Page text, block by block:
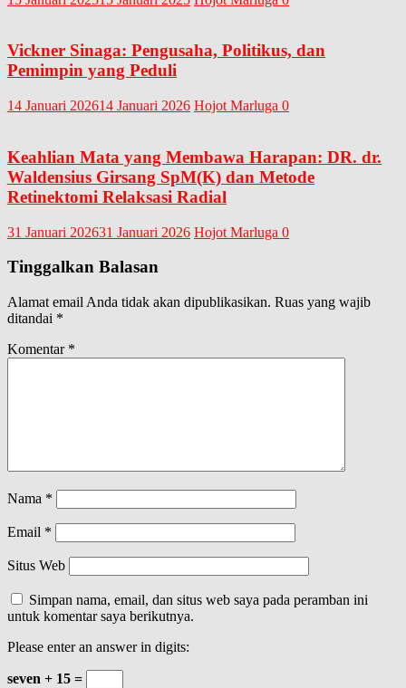
Vickner Sinaga: Pengusaha, Politikus, dan
Pemimpin yang Peduli
14 Januari 202614 Januari 2026 Hojot Marluga 0
Keahlian Mata yang Membawa Harapan: DR. dr.
Waldensius Girsang SpM(K) dan Metode
Retinektomi Relaksasi Radial
31 Januari 202631 Januari 2026 Hojot Marluga 0
Tinggalkan Balasan
Alamat email Anda tidak akan dipublikasikan. Ruas yang wajib
ditandai *
Komentar *
Nama *
Email *
Situs Web
Simpan nama, email, dan situs web saya pada peramban ini
untuk komentar saya berikutnya.
Please enter an answer in digits:
seven + 15 =